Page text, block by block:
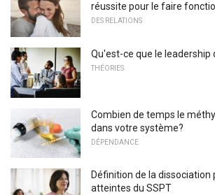
réussite pour le faire
DES RELATIONS
Qu'est-ce que le leadership
THÉORIES
Combien de temps le
dans votre système?
DÉPENDANCE
Définition de la dissociation
atteintes du SSPT